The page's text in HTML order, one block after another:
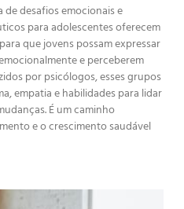
de desafios emocionais e
para adolescentes oferecem
que jovens possam expressar
e perceberem
por psicólogos, esses grupos
empatia e habilidades para lidar
É um caminho
e o crescimento saudável